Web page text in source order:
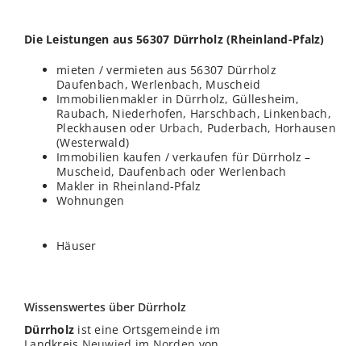
Die Leistungen aus 56307 Dürrholz (Rheinland-Pfalz)
mieten / vermieten aus 56307 Dürrholz
Daufenbach, Werlenbach, Muscheid
Immobilienmakler in Dürrholz, Güllesheim,
Raubach, Niederhofen, Harschbach, Linkenbach,
Pleckhausen oder Urbach, Puderbach, Horhausen
(Westerwald)
Immobilien kaufen / verkaufen für Dürrholz –
Muscheid, Daufenbach oder Werlenbach
Makler in Rheinland-Pfalz
Wohnungen
Häuser
Wissenswertes über Dürrholz
Dürrholz ist eine Ortsgemeinde im